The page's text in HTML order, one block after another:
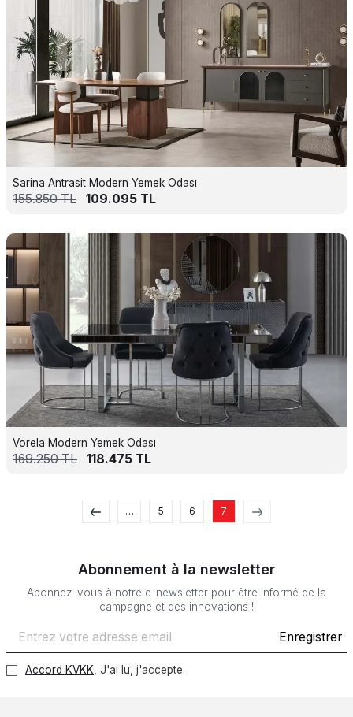
Sarina Antrasit Modern Yemek Odası
155.850TL 109.095 TL
Vorela Modern Yemek Odası
169.250TL 118.475 TL
… 5 6 7
Abonnement à la newsletter
Abonnez-vous à notre e-newsletter pour être informé de la
campagne et des innovations !
Enregistrer
Accord KVKK , J'ai lu, j'accepte.